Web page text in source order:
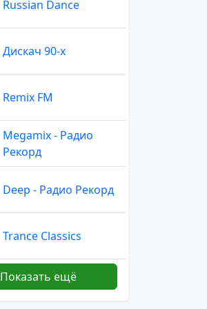
Russian Dance
Дискач 90-х
Remix FM
Megamix - Радио
Рекорд
Deep - Радио Рекорд
Trance Classics
Remix
Показать ещё